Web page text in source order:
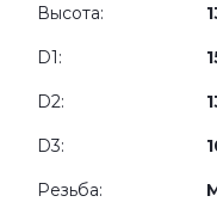
Высота:
D1:
D2:
D3:
Резьба: